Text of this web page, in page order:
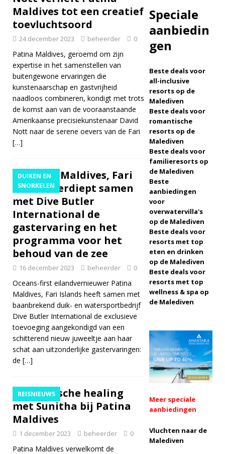
2025 ]
Friday-aanbieding
op Dhawa Ihuru
2025
AANBIEDINGEN
[ 17 november
2025 ] Cinnamon
grootste Black
Friday-uitverkoop
met tot wel 80%
korting en gratis
transfers
[ 13 november
2025 ]
Huwelijksreisgeluk
bij Nova Maldives
AANBIEDINGEN
Maldives tot een creatief
toevluchtsoord
24 december 2023 beheerder 0
Patina Maldives, geroemd om zijn
expertise in het samenstellen van
buitengewone ervaringen die
kunstenaarschap en gastvrijheid
naadloos combineren, kondigt met trots
de komst aan van de vooraanstaande
Amerikaanse precisiekunstenaar David
Nott naar de serene oevers van de Fari
[…]
DUIKEN EN
SNORKELEN
Patina Maldives, Fari
Islands verdiept samen
met Dive Butler
International de
gastervaring en het
programma voor het
behoud van de zee
16 december 2023 beheerder 0
Oceans-first eilandvernieuwer Patina
Maldives, Fari Islands heeft samen met
baanbrekend duik- en watersportbedrijf
Dive Butler International de exclusieve
toevoeging aangekondigd van een
schitterend nieuw juweeltje aan haar
schat aan uitzonderlijke gastervaringen:
de […]
REISNIEUWS
Holistische healing
met Sunitha bij Patina
Maldives
1 december 2023 beheerder 0
Patina Maldives verwelkomt de
Speciale
aanbiedin
gen
Beste deals voor
all-inclusive
resorts op de
Malediven
Beste deals voor
romantische
resorts op de
Malediven
Beste deals voor
familieresorts op
de Malediven
Beste
aanbiedingen
voor
overwatervilla's
op de Malediven
Beste deals voor
resorts met top
eten en drinken
op de Malediven
Beste deals voor
resorts met top
wellness & spa op
de Malediven
Meer speciale
aanbiedingen
Vluchten naar de
Malediven